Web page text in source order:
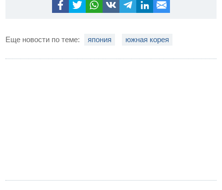
Еще новости по теме: япония южная корея